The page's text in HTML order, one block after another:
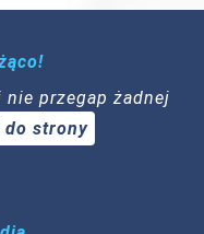
przegap żadnej
do strony